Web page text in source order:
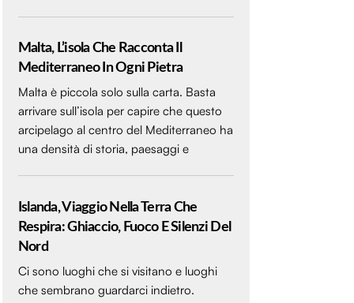
Malta, L’isola Che Racconta Il
Mediterraneo In Ogni Pietra
Malta è piccola solo sulla carta. Basta
arrivare sull’isola per capire che questo
arcipelago al centro del Mediterraneo ha
una densità di storia, paesaggi e
Islanda, Viaggio Nella Terra Che
Respira: Ghiaccio, Fuoco E Silenzi Del
Nord
Ci sono luoghi che si visitano e luoghi
che sembrano guardarci indietro.